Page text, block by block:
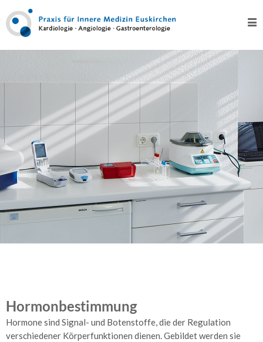
Hormonbestimmung
Hormone sind Signal- und Botenstoffe, die der Regulation
verschiedener Körperfunktionen dienen. Gebildet werden sie
Home
Über
Test
Kardiologie
–
Herz
EKG,
und
Homemonitoring
Herzschrittmacher